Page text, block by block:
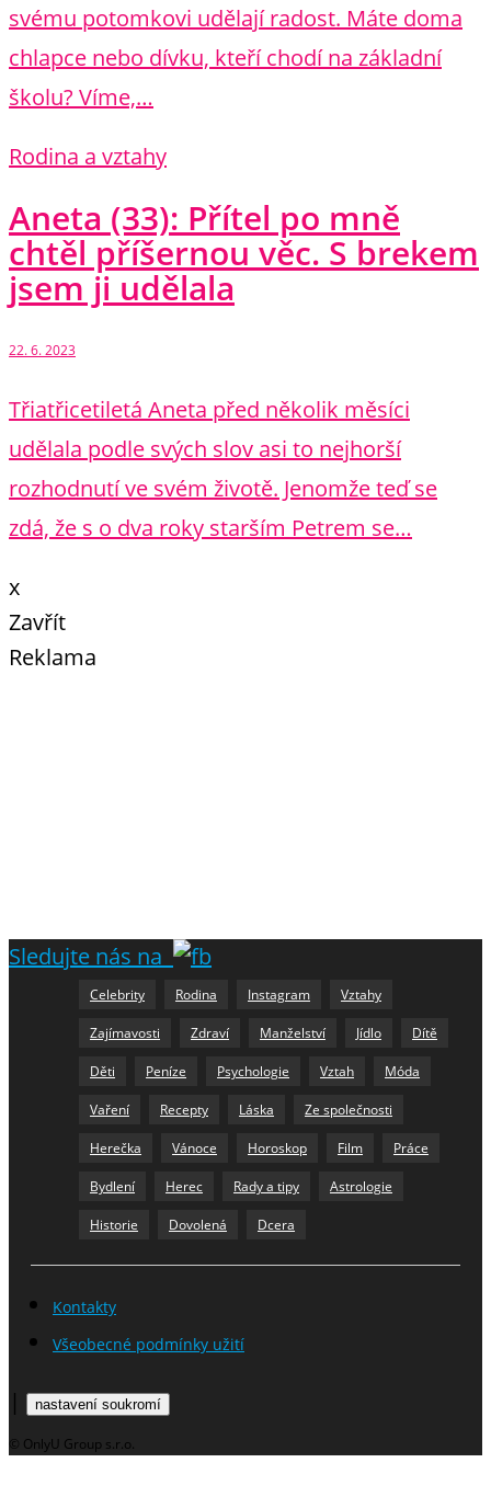
svému potomkovi udělají radost. Máte doma
chlapce nebo dívku, kteří chodí na základní
školu? Víme,…
Rodina a vztahy
Aneta (33): Přítel po mně
chtěl příšernou věc. S brekem
jsem ji udělala
22. 6. 2023
Třiatřicetiletá Aneta před několik měsíci
udělala podle svých slov asi to nejhorší
rozhodnutí ve svém životě. Jenomže teď se
zdá, že s o dva roky starším Petrem se…
x
Zavřít
Reklama
Sledujte nás na
Celebrity Rodina Instagram Vztahy
Zajímavosti Zdraví Manželství Jídlo Dítě
Děti Peníze Psychologie Vztah Móda
Vaření Recepty Láska Ze společnosti
Herečka Vánoce Horoskop Film Práce
Bydlení Herec Rady a tipy Astrologie
Historie Dovolená Dcera
Kontakty
Všeobecné podmínky užití
| nastavení soukromí
© OnlyU Group s.r.o.